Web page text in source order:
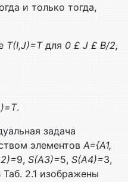
и только тогда,
T(I,J)=Tдля 0 £ J £ B/2,
.
задача
элементов A={A1,
2)=9, S(A3)=5, S(A4)=3,
Таб. 2.1 изображены